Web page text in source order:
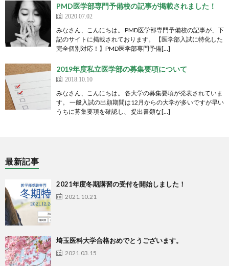
PMD医学部専門予備校の記事が掲載されました！
2020.07.02
みなさん、こんにちは。 PMD医学部専門予備校の記事が、下
記のサイトに掲載されております。 【医学部入試に特化した
完全個別対応！】PMD医学部専門予備[…]
2019年度私立医学部の募集要項について
2018.10.10
みなさん、こんにちは。 各大学の募集要項が発表されていま
す。 一般入試の出願期間は12月からの大学が多いですが早い
うちに募集要項を確認し、 提出書類な[…]
最新記事
2021年度冬期講習の受付を開始しました！
2021.10.21
埼玉医科大学合格おめでとうございます。
2021.03.15